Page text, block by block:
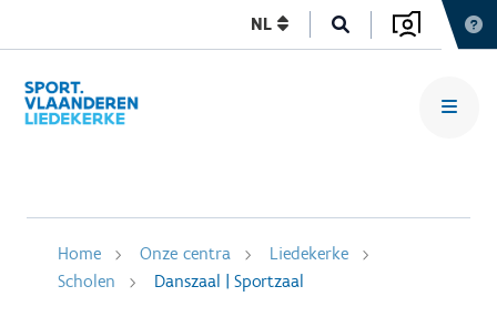
NL
Home Onze centra
Liedekerke
Scholen
Danszaal | Sportzaal